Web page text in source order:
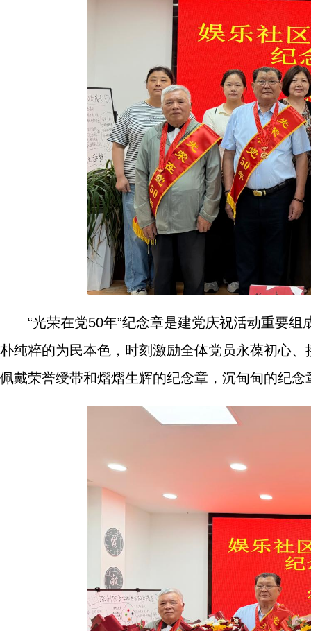
“光荣在党50年”纪念章是建党庆祝活动重要
朴纯粹的为民本色，时刻激励全体党员永葆初心
佩戴荣誉绶带和熠熠生辉的纪念章，沉甸甸的纪